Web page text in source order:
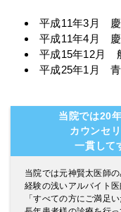
平成11年3月 慶
平成11年4月 慶
平成15年12月
平成25年1月
当院では20
カウンセ
一貫して
当院では元神賢太医師
経験の浅いアルバイト
「すべての方にご満足